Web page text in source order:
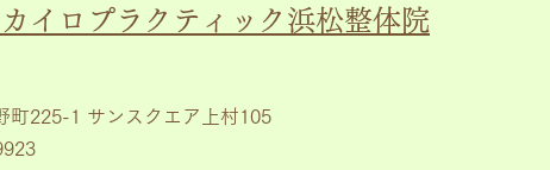
カイロプラクティック浜松整体院
町225-1 サンスクエア上村105